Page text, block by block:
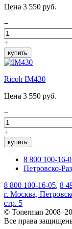
Цена 3 550 руб.
−
+
купить
Ricoh IM430
Цена 3 550 руб.
−
+
купить
8 800 100-16-
Петровско-
8 800 100-16-05, 8
г. Москва,
стр. 5
© Tonerman
Все права